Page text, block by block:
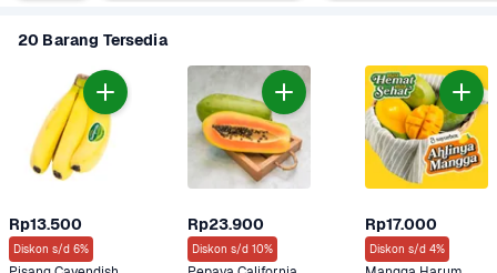
20 Barang Tersedia
Rp13.500
Diskon s/d 6%
Rp23.900
Diskon s/d 10%
Rp17.000
Diskon s/d 4%